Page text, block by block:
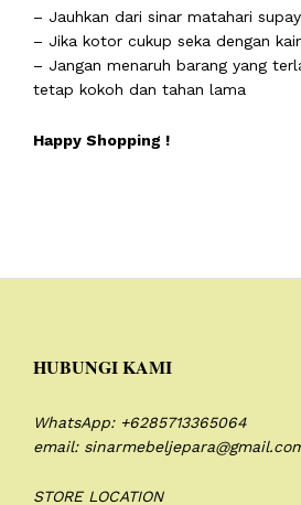
– Jauhkan dari sinar matahari
– Jika kotor cukup seka dengan
– Jangan menaruh barang yang
tetap kokoh dan tahan lama
Happy Shopping !
HUBUNGI KAMI
WhatsApp: +6285713365064
email:
STORE LOCATION